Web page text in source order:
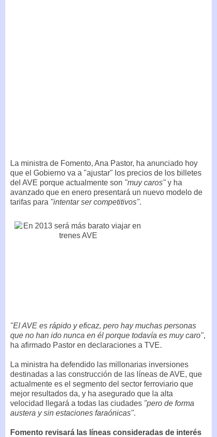
La ministra de Fomento, Ana Pastor, ha anunciado hoy
que el Gobierno va a "ajustar" los precios de los billetes
del AVE porque actualmente son "muy caros"y ha
avanzado que en enero presentará un nuevo modelo de
tarifas para "intentar ser competitivos".
"El AVE es rápido y eficaz, pero hay muchas personas
que no han ido nunca en él porque todavía es muy caro",
ha afirmado Pastor en declaraciones a TVE.
La ministra ha defendido las millonarias inversiones
destinadas a las construcción de las líneas de AVE, que
actualmente es el segmento del sector ferroviario que
mejor resultados da, y ha asegurado que la alta
velocidad llegará a todas las ciudades "pero de forma
austera y sin estaciones faraónicas".
Fomento revisará las líneas consideradas de interés